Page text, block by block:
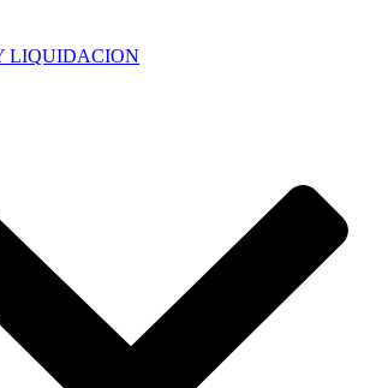
LIQUIDACION